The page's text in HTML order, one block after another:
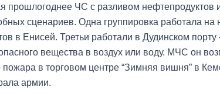
прошлогоднее ЧС с разливом нефтепродуктов
сценариев. Одна группировка работала
в Енисей. Третьи работали в Дудинском
вещества в воздух или воду. МЧС он
пожара в торговом центре “Зимняя вишня” в
армии.